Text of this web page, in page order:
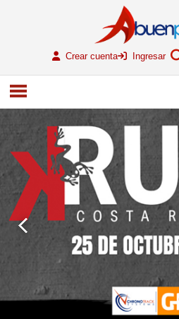
Crear cuenta Ingresar